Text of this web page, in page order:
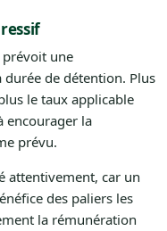
une
de détention. Plus
le taux applicable
encourager la
prévu.
attentivement, car un
des paliers les
la rémunération